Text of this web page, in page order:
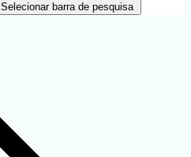
Selecionar barra de pesquisa